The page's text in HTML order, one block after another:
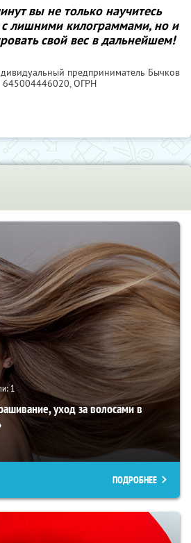
вы не только научитесь
лишними килограммами, но и
свой вес в дальнейшем!
предприниматель Бычков
, ОГРН
1
уход за волосами в
ПОДРОБНЕЕ